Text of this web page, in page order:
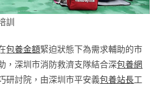
訓
包養金額緊迫狀態下為需求輔助的市
，深圳市消防救濟支隊結合深包養網
研討院，由深圳市平安義包養站長工